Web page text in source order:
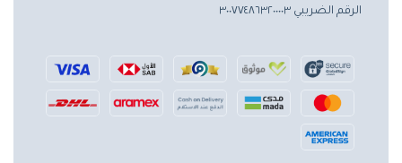
الرقم الضريبي ٣٠٠٧٧٤٨٦٣٢٠٠٠٠٣